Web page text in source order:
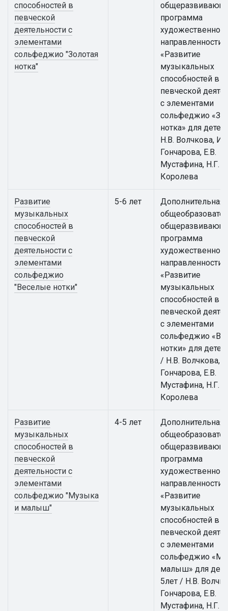
способностей в
певческой
деятельности с
элементами
сольфеджио "Золотая
нотка"
программа
художественной
направленности
«Развитие
музыкальных
способностей в
певческой
с элементами
сольфеджио
нотка» для
Н.В. Волчкова,
Гончарова, Е.В.
Мустафина, Н.Г.
Королева
Развитие
музыкальных
способностей в
певческой
деятельности с
элементами
сольфеджио
"Веселые нотки"
5-6 лет
Дополнительная
программа
художественной
направленности
«Развитие
музыкальных
способностей в
певческой
с элементами
сольфеджио
нотки» для
/ Н.В. Волчкова,
Гончарова, Е.В.
Мустафина, Н.Г.
Королева
Развитие
музыкальных
способностей в
певческой
деятельности с
элементами
сольфеджио "Музыка
и малыш"
4-5 лет
Дополнительная
программа
художественной
направленности
«Развитие
музыкальных
способностей в
певческой
с элементами
сольфеджио
малыш» для
5лет / Н.В.
Гончарова, Е.В.
Мустафина, Н.Г.